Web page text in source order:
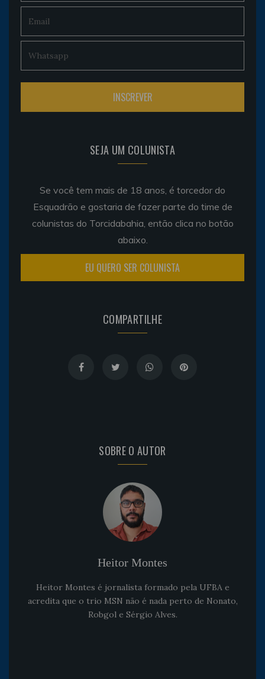
SEJA UM COLUNISTA
Se você tem mais de 18 anos, é torcedor do
Esquadrão e gostaria de fazer parte do time de
colunistas do Torcidabahia, então clica no botão
abaixo.
EU QUERO SER COLUNISTA
COMPARTILHE
SOBRE O AUTOR
Heitor Montes
Heitor Montes é jornalista formado pela UFBA e
acredita que o trio MSN não é nada perto de Nonato,
Robgol e Sérgio Alves.